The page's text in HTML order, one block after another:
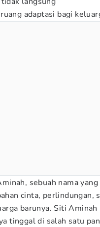
adaptasi bagi
sebuah nama yang
cinta, perlindungan,
barunya. Siti Aminah
tinggal di salah satu